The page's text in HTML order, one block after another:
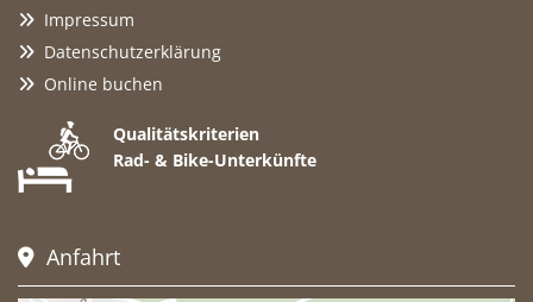
 Impressum
 Datenschutzerklärung
 Online buchen
Qualitätskriterien
Rad- & Bike-Unterkünfte
 Anfahrt